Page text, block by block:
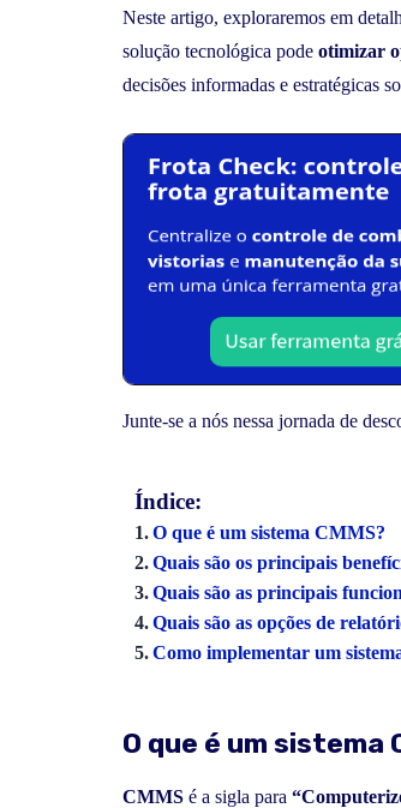
Neste artigo, exploraremos em
solução tecnológica pode otimizar
decisões informadas e estratégicas
Junte-se a nós nessa jornada de
Índice:
O que é um sistema CMMS?
Quais são os principais
Quais são as principais
Quais são as opções de
Como implementar um
O que é um sistema
CMMS é a sigla para